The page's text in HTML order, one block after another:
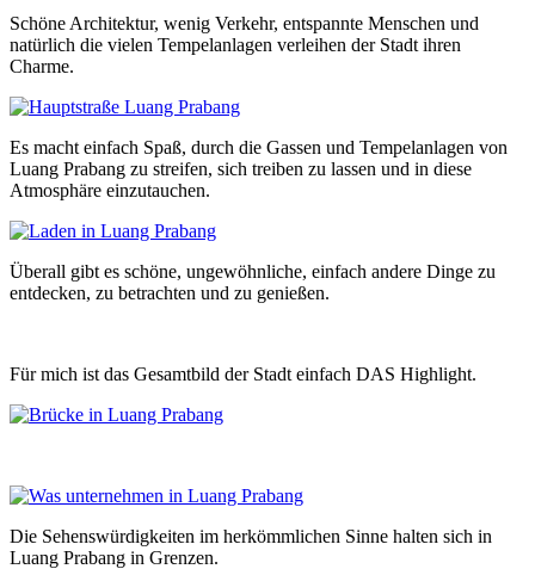
Schöne Architektur, wenig Verkehr, entspannte Menschen und
natürlich die vielen Tempelanlagen verleihen der Stadt ihren
Charme.
Es macht einfach Spaß, durch die Gassen und Tempelanlagen von
Luang Prabang zu streifen, sich treiben zu lassen und in diese
Atmosphäre einzutauchen.
Überall gibt es schöne, ungewöhnliche, einfach andere Dinge zu
entdecken, zu betrachten und zu genießen.
Für mich ist das Gesamtbild der Stadt einfach DAS Highlight.
Die Sehenswürdigkeiten im herkömmlichen Sinne halten sich in
Luang Prabang in Grenzen.